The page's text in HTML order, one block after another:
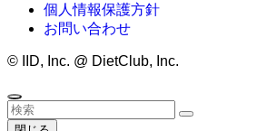
個人情報保護方針
お問い合わせ
© IID, Inc. @ DietClub, Inc.